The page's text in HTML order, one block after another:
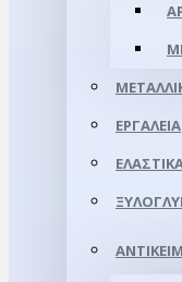
ΕΡΓΑΛΕΊΑ